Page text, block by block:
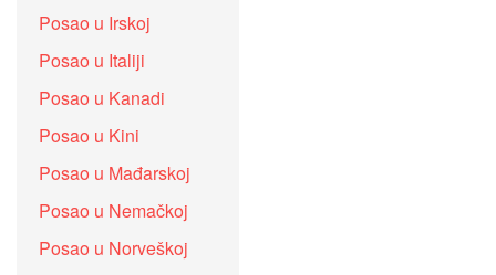
Posao u Irskoj
Posao u Italiji
Posao u Kanadi
Posao u Kini
Posao u Mađarskoj
Posao u Nemačkoj
Posao u Norveškoj